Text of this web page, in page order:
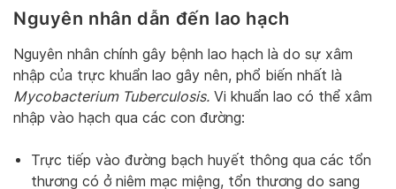
Nguyên nhân dẫn đến lao hạch
Nguyên nhân chính gây bệnh lao hạch là do sự xâm
nhập của trực khuẩn lao gây nên, phổ biến nhất là
Mycobacterium Tuberculosis. Vi khuẩn lao có thể xâm
nhập vào hạch qua các con đường:
Trực tiếp vào đường bạch huyết thông qua các tổn
thương có ở niêm mạc miệng, tổn thương do sang